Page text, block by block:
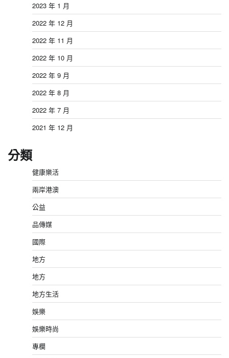
2023 年 1 月
2022 年 12 月
2022 年 11 月
2022 年 10 月
2022 年 9 月
2022 年 8 月
2022 年 7 月
2021 年 12 月
分類
健康樂活
兩岸港澳
公益
品傳媒
國際
地方
地方
地方生活
娛樂
娛樂時尚
專欄